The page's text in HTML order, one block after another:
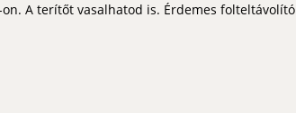
A terítőt vasalhatod is. Érdemes folteltávolító